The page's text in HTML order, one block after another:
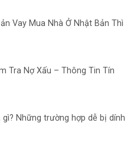
Vay Mua Nhà Ở Nhật Bản Thì
Tra Nợ Xấu – Thông Tin Tín
gì? Những trường hợp dễ bị dính